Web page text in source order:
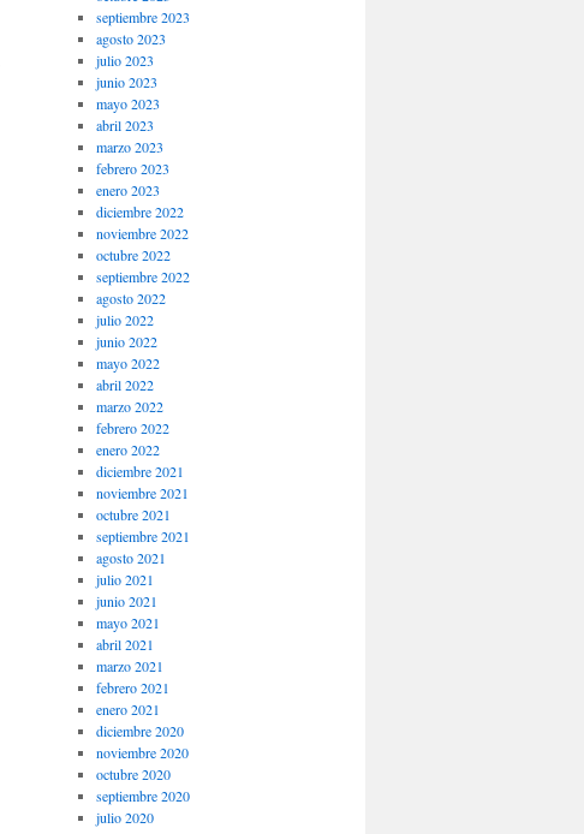
septiembre 2023
agosto 2023
julio 2023
junio 2023
mayo 2023
abril 2023
marzo 2023
febrero 2023
enero 2023
diciembre 2022
noviembre 2022
octubre 2022
septiembre 2022
agosto 2022
julio 2022
junio 2022
mayo 2022
abril 2022
marzo 2022
febrero 2022
enero 2022
diciembre 2021
noviembre 2021
octubre 2021
septiembre 2021
agosto 2021
julio 2021
junio 2021
mayo 2021
abril 2021
marzo 2021
febrero 2021
enero 2021
diciembre 2020
noviembre 2020
octubre 2020
septiembre 2020
julio 2020